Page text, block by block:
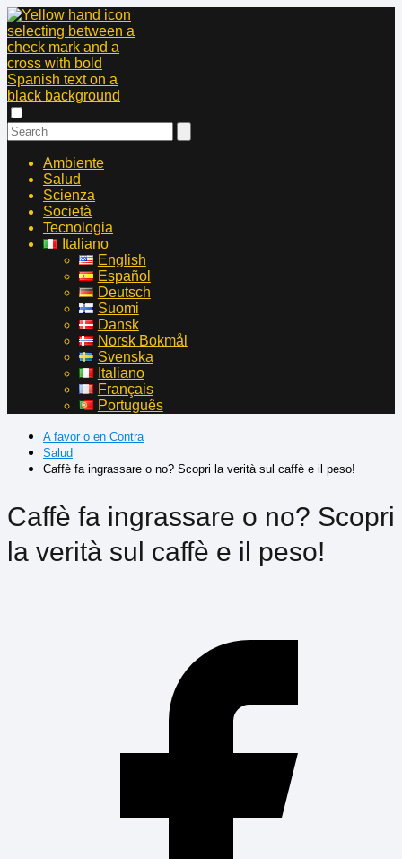
Ambiente
Salud
Scienza
Società
Tecnologia
Italiano
English
Español
Deutsch
Suomi
Dansk
Norsk Bokmål
Svenska
Italiano
Français
Português
A favor o en Contra
Salud
Caffè fa ingrassare o no? Scopri la verità sul caffè e il peso!
Caffè fa ingrassare o no? Scopri
la verità sul caffè e il peso!